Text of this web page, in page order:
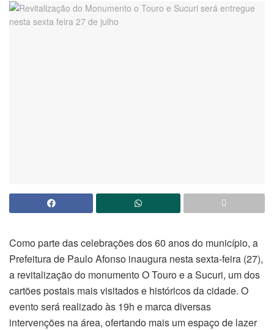
Como parte das celebrações dos 60 anos do município, a
Prefeitura de Paulo Afonso inaugura nesta sexta-feira (27),
a revitalização do monumento O Touro e a Sucuri, um dos
cartões postais mais visitados e históricos da cidade. O
evento será realizado às 19h e marca diversas
intervenções na área, ofertando mais um espaço de lazer